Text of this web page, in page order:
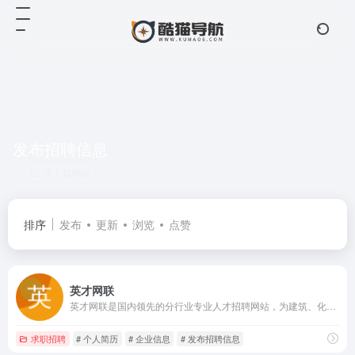
排序 发布 更新 浏览 点赞
英才网联
求职招聘 # 个人简历 # 企业信息 # 发布招聘信息